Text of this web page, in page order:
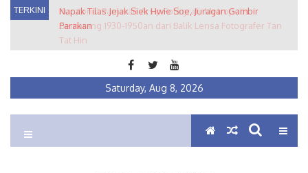
SkipTERKINI
Napak Tilas Jejak Siek Hwie Soe, Juragan Gambir
Parakan
Kuratorial Pameran Arsip Fotografi: Metropolis
Semarang 1930-1950an dari Balik Lensa Fotografer Tan
Tat Hin
Saturday, Aug 8, 2026
Ein Institute